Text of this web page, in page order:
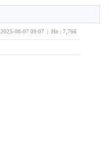
2025-08-07 09:07 | Hit : 7,766